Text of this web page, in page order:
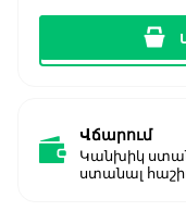
Վճարում
Կանխիկ
ստանալ